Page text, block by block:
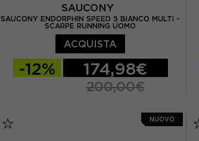
SAUCONY
SAUCONY ENDORPHIN SPEED 5 BIANCO MULTI -
SCARPE RUNNING UOMO
EUR 42,5 / US 9 EUR 43 / US 9.5
ACQUISTA
-12% 174,98€
200,00€
NUOVO